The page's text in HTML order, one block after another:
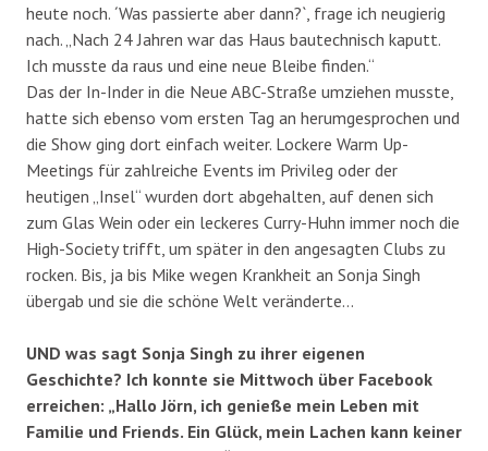
heute noch. ´Was passierte aber dann?`, frage ich neugierig
nach. „Nach 24 Jahren war das Haus bautechnisch kaputt.
Ich musste da raus und eine neue Bleibe finden.“
Das der In-Inder in die Neue ABC-Straße umziehen musste,
hatte sich ebenso vom ersten Tag an herumgesprochen und
die Show ging dort einfach weiter. Lockere Warm Up-
Meetings für zahlreiche Events im Privileg oder der
heutigen „Insel“ wurden dort abgehalten, auf denen sich
zum Glas Wein oder ein leckeres Curry-Huhn immer noch die
High-Society trifft, um später in den angesagten Clubs zu
rocken. Bis, ja bis Mike wegen Krankheit an Sonja Singh
übergab und sie die schöne Welt veränderte…
UND was sagt Sonja Singh zu ihrer eigenen
Geschichte? Ich konnte sie Mittwoch über Facebook
erreichen: „Hallo Jörn, ich genieße mein Leben mit
Familie und Friends. Ein Glück, mein Lachen kann keiner